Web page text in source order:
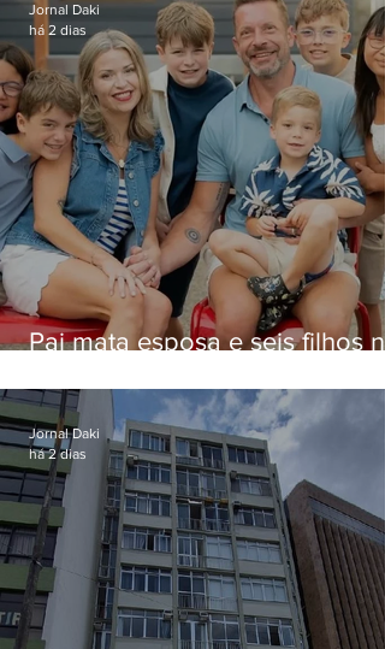
Pai mata esposa e seis filhos
Jornal Daki
há 2 dias
Jornal Daki
há 2 dias